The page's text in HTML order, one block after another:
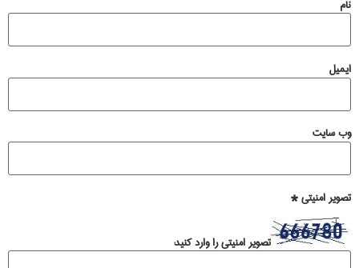
نام
ایمیل
وب‌ سایت
تصویر امنیتی*
تصویر امنیتی را وارد کنید: